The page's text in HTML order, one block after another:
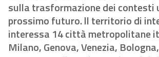
sulla trasformazione dei contesti
prossimo futuro. ll territorio di
interessa 14 città metropolitane
Milano, Genova, Venezia,